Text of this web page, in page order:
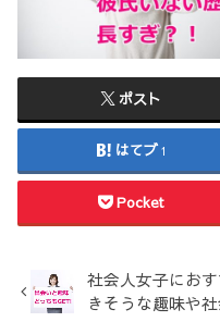
ポスト
はてブ 1
Pocket
社会人女子にお
きそうな趣味や